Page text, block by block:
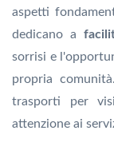
aspetti
dedicano a
sorrisi e
propria
trasporti per
attenzione ai